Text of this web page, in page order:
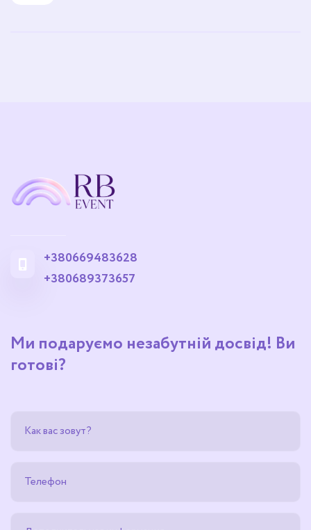
Ми подаруємо незабутній досвід! Ви
готові?
+380669483628
+380689373657